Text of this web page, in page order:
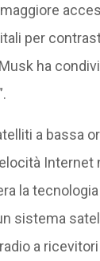
per
ha
a bassa
la
sistema
a